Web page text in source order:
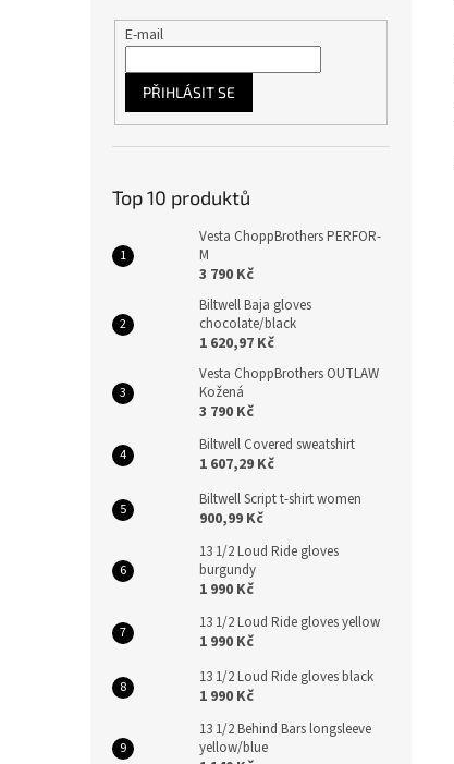
E-mail
PŘIHLÁSIT SE
Top 10 produktů
Vesta ChoppBrothers PERFOR-
M
3 790 Kč
Biltwell Baja gloves
chocolate/black
1 620,97 Kč
Vesta ChoppBrothers OUTLAW
Kožená
3 790 Kč
Biltwell Covered sweatshirt
1 607,29 Kč
Biltwell Script t-shirt women
900,99 Kč
13 1/2 Loud Ride gloves
burgundy
1 990 Kč
13 1/2 Loud Ride gloves yellow
1 990 Kč
13 1/2 Loud Ride gloves black
1 990 Kč
13 1/2 Behind Bars longsleeve
yellow/blue